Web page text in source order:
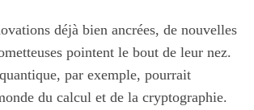
déjà bien ancrées, de nouvelles
pointent le bout de leur nez.
par exemple, pourrait
du calcul et de la cryptographie.